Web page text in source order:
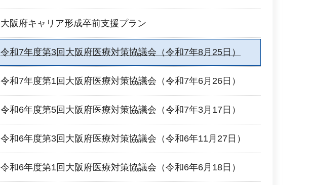
大阪府キャリア形成卒前支援プラン
令和7年度第3回大阪府医療対策協議会（令和7年8月25日）
令和7年度第1回大阪府医療対策協議会（令和7年6月26日）
令和6年度第5回大阪府医療対策協議会（令和7年3月17日）
令和6年度第3回大阪府医療対策協議会（令和6年11月27日）
令和6年度第1回大阪府医療対策協議会（令和6年6月18日）